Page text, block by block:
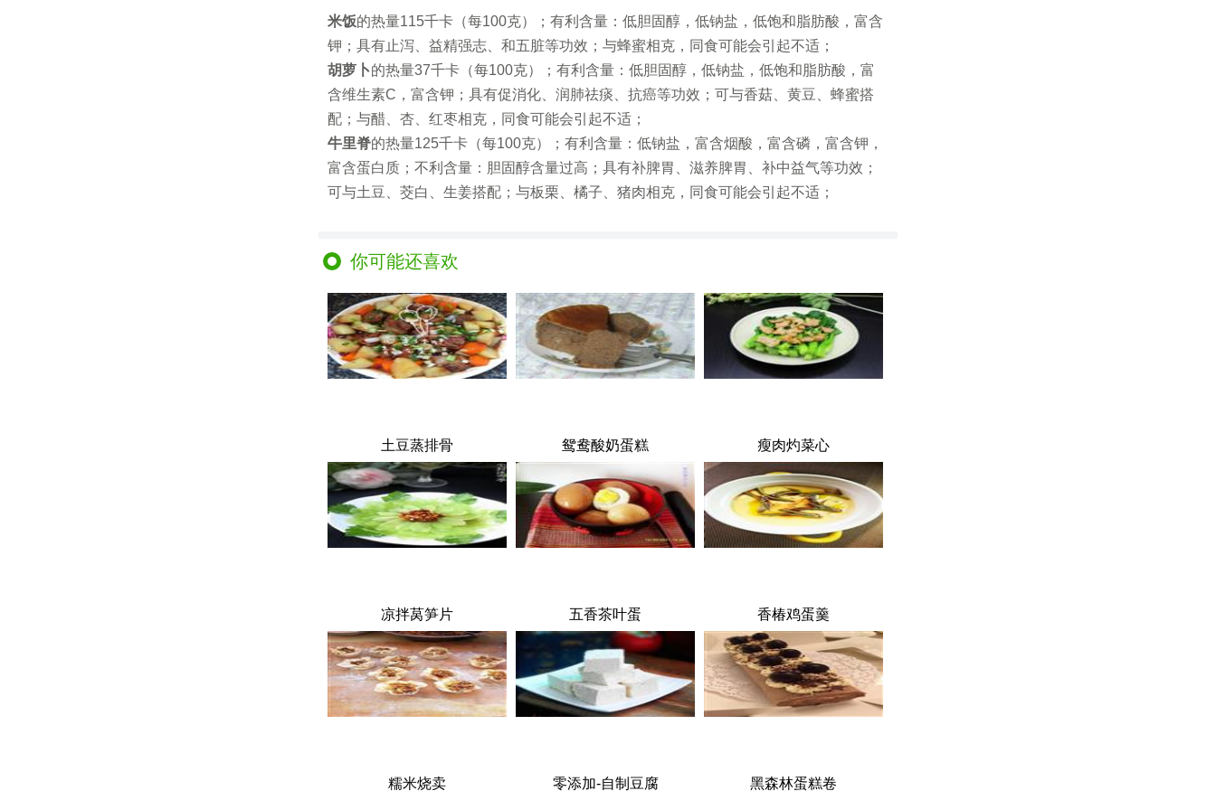
米饭的热量115千卡（每100克）；有利含量：低胆固醇，低钠盐，低饱和脂肪酸，富含
钾；具有止泻、益精强志、和五脏等功效；与蜂蜜相克，同食可能会引起不适；
胡萝卜的热量37千卡（每100克）；有利含量：低胆固醇，低钠盐，低饱和脂肪酸，富
含维生素C，富含钾；具有促消化、润肺祛痰、抗癌等功效；可与香菇、黄豆、蜂蜜搭
配；与醋、杏、红枣相克，同食可能会引起不适；
牛里脊的热量125千卡（每100克）；有利含量：低钠盐，富含烟酸，富含磷，富含钾，
富含蛋白质；不利含量：胆固醇含量过高；具有补脾胃、滋养脾胃、补中益气等功效；
可与土豆、茭白、生姜搭配；与板栗、橘子、猪肉相克，同食可能会引起不适；
你可能还喜欢
土豆蒸排骨 鸳鸯酸奶蛋糕 瘦肉灼菜心
凉拌莴笋片 五香茶叶蛋 香椿鸡蛋羹
糯米烧卖 零添加-自制豆腐 黑森林蛋糕卷